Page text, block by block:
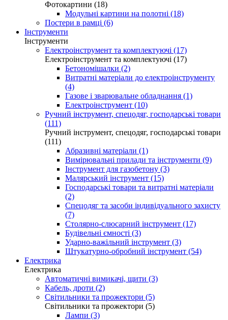
Фотокартини (18)
Модульні картини на полотні (18)
Постери в рамці (6)
Інструменти
Інструменти
Електроінструмент та комплектуючі (17)
Електроінструмент та комплектуючі (17)
Бетономішалки (2)
Витратні матеріали до електроінструменту
(4)
Газове і зварювальне обладнання (1)
Електроінструмент (10)
Ручний інструмент, спецодяг, господарські товари
(111)
Ручний інструмент, спецодяг, господарські товари
(111)
Абразивні матеріали (1)
Вимірювальні прилади та інструменти (9)
Інструмент для газобетону (3)
Малярський інструмент (15)
Господарські товари та витратні матеріали
(2)
Спецодяг та засоби індивідуального захисту
(7)
Столярно-слюсарний інструмент (17)
Будівельні ємності (3)
Ударно-важільний інструмент (3)
Штукатурно-обробний інструмент (54)
Електрика
Електрика
Автоматичні вимикачі, щити (3)
Кабель, дроти (2)
Світильники та прожектори (5)
Світильники та прожектори (5)
Лампи (3)